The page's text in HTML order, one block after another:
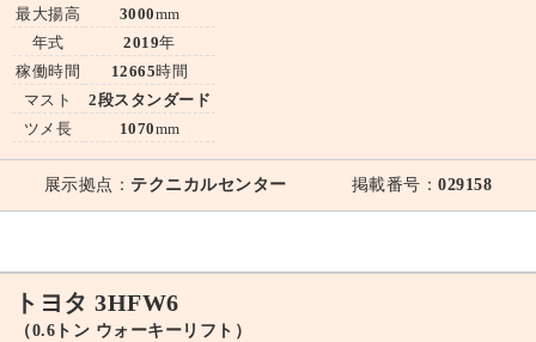
最大揚高
年式
稼働時間
マスト
ツメ長
3000mm
2019年
12665時間
2段スタンダード
1070mm
展示拠点： テクニカルセンター 掲載番号：029158
トヨタ 3HFW6
（0.6トン ウォーキーリフト）